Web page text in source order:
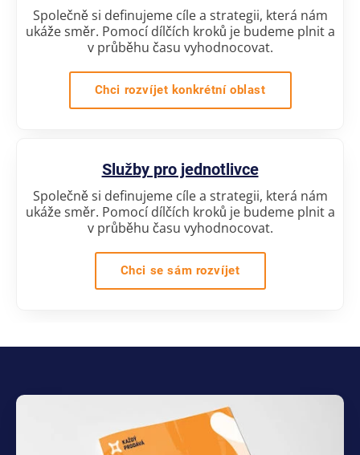
Společně si definujeme cíle a strategii, která nám
ukáže směr. Pomocí dílčích kroků je budeme plnit a
v průběhu času vyhodnocovat.
Chci rozvíjet konkrétní oblast
Služby pro jednotlivce
Společně si definujeme cíle a strategii, která nám
ukáže směr. Pomocí dílčích kroků je budeme plnit a
v průběhu času vyhodnocovat.
Chci se sám rozvíjet